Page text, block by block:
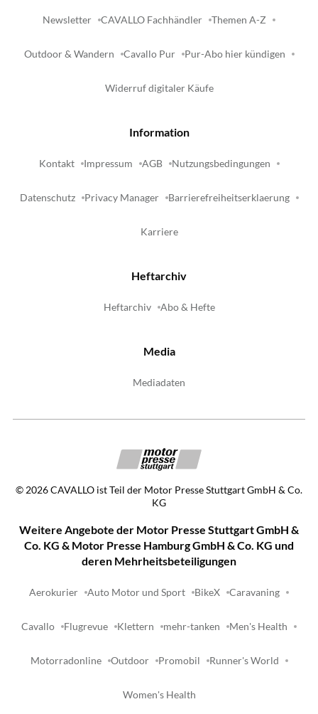
Newsletter CAVALLO Fachhändler Themen A-Z
Outdoor & Wandern Cavallo Pur Pur-Abo hier kündigen
Widerruf digitaler Käufe
Information
Kontakt Impressum AGB Nutzungsbedingungen
Datenschutz Privacy Manager Barrierefreiheitserklaerung
Karriere
Heftarchiv
Heftarchiv Abo & Hefte
Media
Mediadaten
©2026CAVALLO ist Teil der Motor Presse Stuttgart GmbH & Co.
KG
Weitere Angebote der Motor Presse Stuttgart GmbH &
Co. KG & Motor Presse Hamburg GmbH & Co. KG und
deren Mehrheitsbeteiligungen
Aerokurier Auto Motor und Sport BikeX Caravaning
Cavallo Flugrevue Klettern mehr-tanken Men's Health
Motorradonline Outdoor Promobil Runner's World
Women's Health